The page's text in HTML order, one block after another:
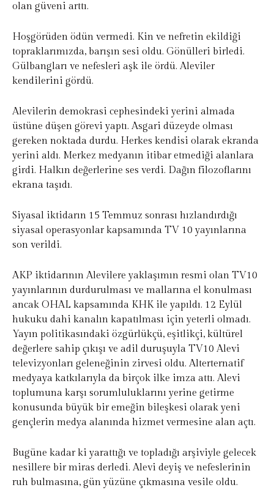
olan güveni arttı.
Hoşgörüden ödün vermedi. Kin ve nefretin ekildiği
topraklarımızda, barışın sesi oldu. Gönülleri birledi.
Gülbangları ve nefesleri aşk ile ördü. Aleviler
kendilerini gördü.
Alevilerin demokrasi cephesindeki yerini almada
üstüne düşen görevi yaptı. Asgari düzeyde olması
gereken noktada durdu. Herkes kendisi olarak ekranda
yerini aldı. Merkez medyanın itibar etmediği alanlara
girdi. Halkın değerlerine ses verdi. Dağın filozoflarını
ekrana taşıdı.
Siyasal iktidarın 15 Temmuz sonrası hızlandırdığı
siyasal operasyonlar kapsamında TV 10 yayınlarına
son verildi.
AKP iktidarının Alevilere yaklaşımın resmi olan TV10
yayınlarının durdurulması ve mallarına el konulması
ancak OHAL kapsamında KHK ile yapıldı. 12 Eylül
hukuku dahi kanalın kapatılması için yeterli olmadı.
Yayın politikasındaki özgürlükçü, eşitlikçi, kültürel
değerlere sahip çıkışı ve adil duruşuyla TV10 Alevi
televizyonları geleneğinin zirvesi oldu. Alterternatif
medyaya katkılarıyla da birçok ilke imza attı. Alevi
toplumuna karşı sorumluluklarını yerine getirme
konusunda büyük bir emeğin bileşkesi olarak yeni
gençlerin medya alanında hizmet vermesine alan açtı.
Bugüne kadar ki yarattığı ve topladığı arşiviyle gelecek
nesillere bir miras derledi. Alevi deyiş ve nefeslerinin
ruh bulmasına, gün yüzüne çıkmasına vesile oldu.